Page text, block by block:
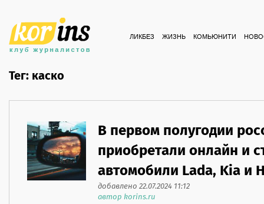
ЛИКБЕЗ ЖИЗНЬ КОМЬЮНИТИ
Тег: каско
В первом полугодии
приобретали онлайн и
автомобили Lada, Kia и
добавлено 22.07.2024 11:12
автор korins.ru